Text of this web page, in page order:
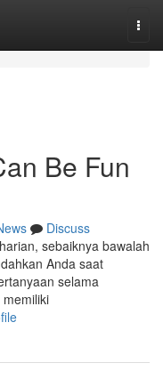
Be Fun
Discuss
sebaiknya bawalah
Anda saat
selama